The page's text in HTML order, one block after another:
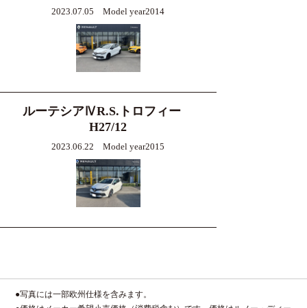
2023.07.05 Model year2014
ルーテシアⅣR.S.トロフィー
H27/12
2023.06.22 Model year2015
●写真には一部欧州仕様を含みます。